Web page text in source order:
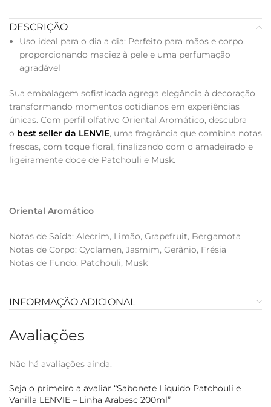
DESCRIÇÃO
Uso ideal para o dia a dia: Perfeito para mãos e corpo,
proporcionando maciez à pele e uma perfumação
agradável
Sua embalagem sofisticada agrega elegância à decoração
transformando momentos cotidianos em experiências
únicas. Com perfil olfativo Oriental Aromático, descubra
o best seller da LENVIE, uma fragrância que combina notas
frescas, com toque floral, finalizando com o amadeirado e
ligeiramente doce de Patchouli e Musk.
Oriental Aromático
Notas de Saída: Alecrim, Limão, Grapefruit, Bergamota
Notas de Corpo: Cyclamen, Jasmim, Gerânio, Frésia
Notas de Fundo: Patchouli, Musk
INFORMAÇÃO ADICIONAL
Avaliações
Não há avaliações ainda.
Seja o primeiro a avaliar “Sabonete Líquido Patchouli e
Vanilla LENVIE – Linha Arabesc 200ml”